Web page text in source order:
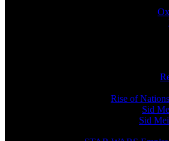
Rise of
Sid
Sid